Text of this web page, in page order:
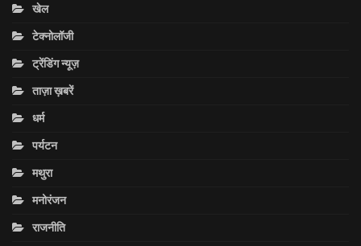
खेल
टेक्नोलॉजी
ट्रेंडिंग न्यूज़
ताज़ा ख़बरें
धर्म
पर्यटन
मथुरा
मनोरंजन
राजनीति